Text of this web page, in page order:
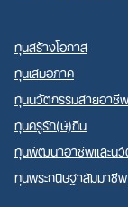
ทุนสร้างโอกาส
ทุนเสมอภาค
ทุนนวัตกรรมสายอาชี
ทุนครูรัก(ษ์)ถิ่น
ทุนพัฒนาอาชีพและนวั
ทุนพระกนิษฐาสัมมาชีพ